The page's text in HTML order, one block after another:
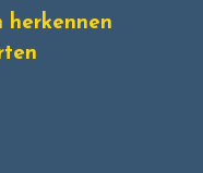
herkennen